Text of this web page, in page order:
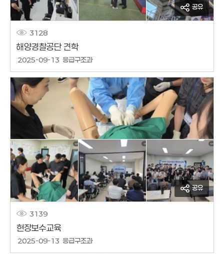
공유
3128
해양경찰공단 견학
작성날짜
2025-09-13
작성자
응급구조과
공유
3139
현장보수교육
작성날짜
2025-09-13
작성자
응급구조과